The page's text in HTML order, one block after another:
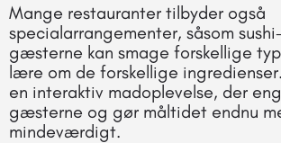
Mange restauranter tilbyder også
specialarrangementer, såsom
gæsterne kan smage forskellige
lære om de forskellige
en interaktiv madoplevelse, der
gæsterne og gør måltidet endnu
mindeværdigt.